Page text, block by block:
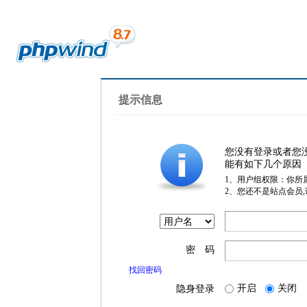
提示信息
您没有登录或者您
能有如下几个原因
1、用户组权限：你所
2、您还不是站点会员
密 码
找回密码
隐身登录 开启 关闭